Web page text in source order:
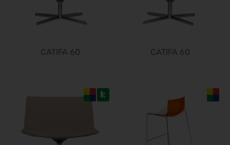
CATIFA 60 CATIFA 60